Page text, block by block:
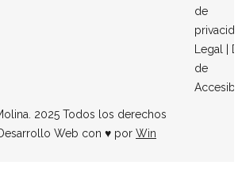
de
Legal
de
2025 Todos los derechos
Web con ♥ por Win